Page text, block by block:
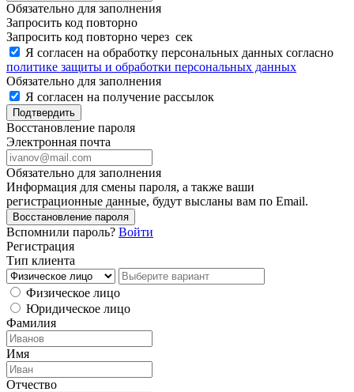
Обязательно для заполнения
Запросить код повторно
Запросить код повторно через сек
Я согласен на обработку персональных данных согласно
политике защиты и обработки персональных данных
Обязательно для заполнения
Я согласен на получение рассылок
Подтвердить
Восстановление пароля
Электронная почта
Обязательно для заполнения
Информация для смены пароля, а также ваши
регистрационные данные, будут высланы вам по Email.
Восстановление пароля
Вспомнили пароль? Войти
Регистрация
Тип клиента
Физическое лицо
Юридическое лицо
Фамилия
Имя
Отчество